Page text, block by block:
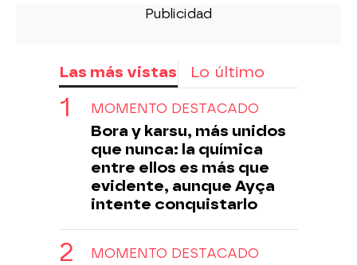
Las más vistas Lo último
MOMENTO DESTACADO
Bora y karsu, más unidos
que nunca: la química
entre ellos es más que
evidente, aunque Ayça
intente conquistarlo
MOMENTO DESTACADO